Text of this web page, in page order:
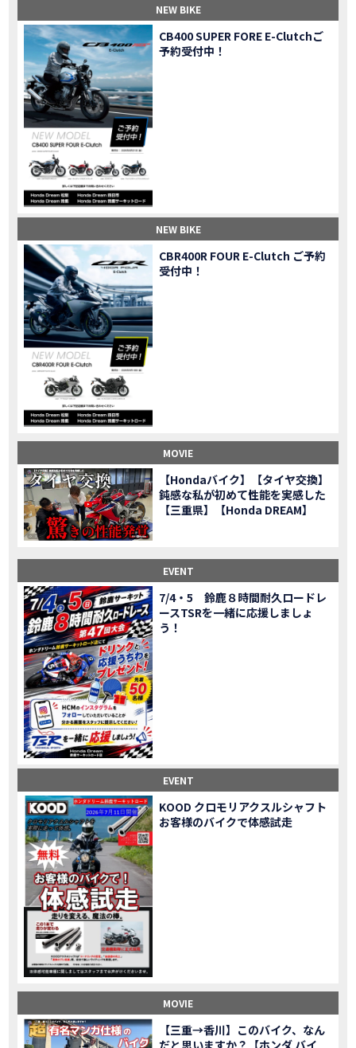
三重県下 Honda Dream4店舗にて新春キャンペーンを開催
MOVIE 【速報】2025年モデルHonda X-ADV契約しました！新型のどこが凄いかチェックしてきた！
MOVIE 【女子ツーリング】秋の女子ツーリングin鳥羽・伊勢 【Honda Dream 松阪】
NEW BIKE スーパーカブFinal Edition/HELLP KITTY在庫車あります！
MOVIE 【CBR1000RR-R】スーパースポーツバイクで三重県の新スポットを巡る女子ツーリング|Honda CBR1000RRR Rebel1100 500 250
CAMPAIGN 三重県下 Honda Dreamにてレンタルバイクキャンペーン実施中💫
MOVIE 【アフリカツイン】憧れの大型バイクで1泊2日マスツーリング｜三重県〜静岡県｜Honda CL500 AfricaTwin
MOVIE 【女子ツーリング】穴場スポット満載！三重の美味しいもの・パワースポット！【Honda Dream 松阪】
MOVIE 【CBR600RR】憧れのSSバイクで女子ツーリング|三重県 松阪スタート！Honda Rebel250•500
MOVIE 【中級レベル】スクーター乗りの女性ライダーがライティングスクールに潜入【HMS】Honda 400X
MOVIE 【鈴鹿サーキット】ホンダモーターサイクリストスクールを体験してきました【バイク女子】
CAMPAIGN 【買取強化中】乗らないバイクはHonda Dreamへ！
MOVIE 【祝】Honda CL500納車「かなえさんバイク売れました！」連絡があり行ってきました
MOVIE 【シンガーソングライター茉ひるさんご来店】ホンダドリーム四日市
MOVIE 【ホンダドリーム鈴鹿サーキットロード】オープン当日イベントレポ！
MOVIE 【鈴鹿サーキットに近い！】ホンダドリーム鈴鹿サーキットロードOPEN！ #茉ひる
MOVIE CL500売却！X-ADVオーナーの素直な理由。〇〇で納得の買取してもらいました|Honda X-ADV
MOVIE 【梅本まどかさんコラボ】CIVIC TYPE R♪スタッフオススメの鈴鹿ドライブへ！【後編】
MOVIE 憧れの大型バイク試乗！4輪走行は驚きの…【Honda GoldWing AfricaTwin】試乗会in鈴鹿ツインサーキット
【鈴鹿ツインサーキット】バイク＆クルマ夢のコラボイベント！「HCM２＆４サーキットフェス」レポ
MOVIE 全員初対面！バイク女子6人がツーリング行ったらwww
バイク女子6人でツーリング行った結果ww！後編
MOVIE 温泉1泊。いつもソロの女性ライダー、大人のマスツーリングへついていった【三重〜長野•茶臼山高原経由】Honda CL500
MOVIE 【梅本まどかさんコラボ】CIVIC TYPE R♪ スタッフオススメの鈴鹿ドライブへ！【前編】
MOVIE ＨＣＭ２＆４サーキットフェス2023 紹介動画②
MOVIE ＨＣＭ２＆４サーキットフェス2023 紹介動画①
Honda Dream 四日市のご紹介
MOVIE Honda Dream 鈴鹿のご紹介
MOVIE
Honda Dream 松阪のご紹介
２月１２日 牡蠣ツーリングフォトギャラリー
EVENT 第6回オフロードスクールフォトギャラリー
EVENT Honda Dream鈴鹿・松阪・四日市 ３店舗合同周年祭フォトギャラリー
MOVIE Honda Dream鈴鹿・松阪・四日市 ３店舗合同周年祭レポート
NEW BIKE NEW BIKE「HAWK 11」新型ロードスポーツモデル HAWK 11を発売！
NEW BIKE NEW BIKE「ダックス125」新型レジャーバイク ダックス125を発売！
MOVIE Honda Dream 鈴鹿 オフロードスクール紹介
【新車中古車多数】三重県でバイクを探すなら！HondaDream松阪【ホンダ二輪車専門店】
MOVIE 【県下最大規模】三重県でバイクを探すなら！HondaDream鈴鹿【ホンダ二輪車専門店】
NEW BIKE 「CBR400R」「400X」の仕様 を一部変更し発売!
NEW BIKE 大型プレミアムツアラー「Gold Wing」 シリーズのカラーバリエーション を一部変更し発売!
NEW BIKE クルーザーモデル 「Rebel 250 S Edition」 に新色を追加し発表！
NEW BIKE 「CT125・ハンターカブ」 に新色を追加し発売！
NEW BIKE 「CB1100 EX Final Edition」「CB1100 RS Final Edition」を発売
NEW BIKE 「モンキー125」に5速トランスミッションを採用した新エンジンを搭載し発売！
NEW BIKE 「スーパーカブ C125」に環境性能を向上させた新エンジンを搭載し発売！
EVENT 【イベントレポート】2021年 7月25日 敦賀ツーリング
「ADV150」に受注期間限定のカラーリングを設定し発売！
NEW BIKE 「GB350」「GB350 S」新型ロードスポーツモデル GB350・GB350 S を発売！
NEW BIKE
CB400 SUPER FORE E-Clutchご
予約受付中！
NEW BIKE
CBR400R FOUR E-Clutch ご予約
受付中！
MOVIE
【Hondaバイク】【タイヤ交換】
鈍感な私が初めて性能を実感した
【三重県】【Honda DREAM】
EVENT
7/4・5 鈴鹿８時間耐久ロードレ
ースTSRを一緒に応援しましょ
う！
EVENT
KOOD クロモリアクスルシャフト
お客様のバイクで体感試走
MOVIE
【三重→香川】このバイク、なん